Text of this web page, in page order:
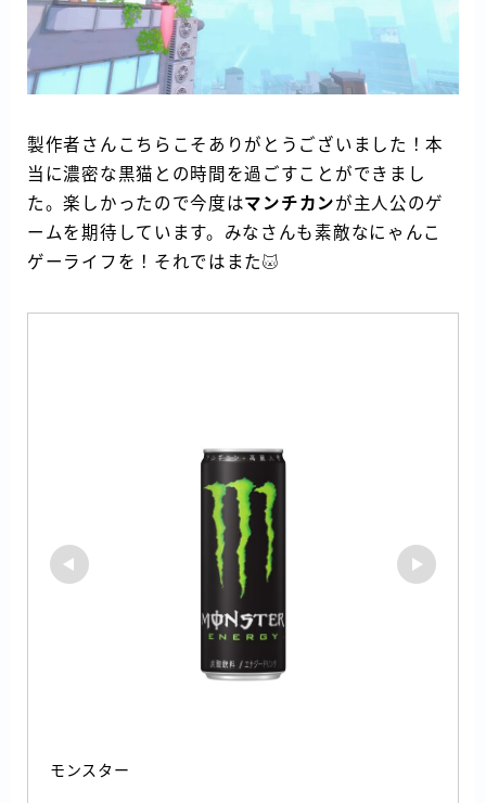
製作者さんこちらこそありがとうございました！本
当に濃密な黒猫との時間を過ごすことができまし
た。楽しかったので今度はマンチカンが主人公のゲ
ームを期待しています。みなさんも素敵なにゃんこ
ゲーライフを！それではまた
モンスター